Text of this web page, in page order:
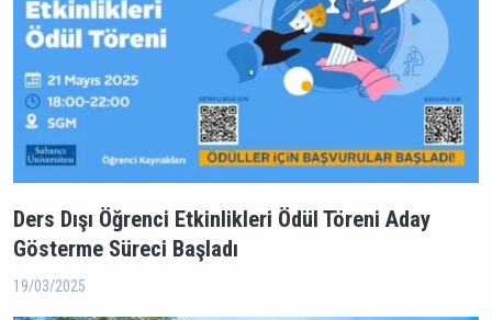
Ders Dışı Öğrenci Etkinlikleri Ödül Töreni Aday
Gösterme Süreci Başladı
19/03/2025